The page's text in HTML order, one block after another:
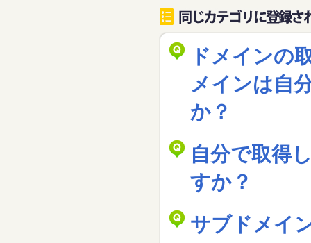
ドメインの
メインは自
か？
自分で取得
すか？
サブドメイ